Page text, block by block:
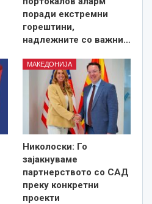
поради екстремни
горештини,
надлежните со важни…
МАКЕДОНИЈА
Николоски: Го
зајакнуваме
партнерството со САД
преку конкретни
проекти